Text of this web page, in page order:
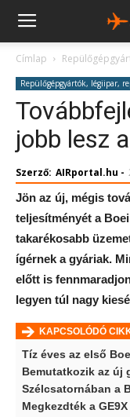
Címlap
Repülőgépgyártók, légiipar,
jobb lesz
Szerző: AIRportal.hu -
Jön az új, mégis
teljesítményét a
takarékosabb
ígérnek a gyáriak.
előtt is
legyen túl nagy
KAPCSOLÓDÓ
Tíz éves az első
Bemutatkozik az új
Szélcsatornában a
Megkezdték a